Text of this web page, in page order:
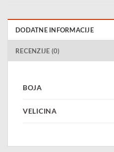
DODATNE INFORMACIJE
RECENZIJE (0)
BOJA
VELICINA